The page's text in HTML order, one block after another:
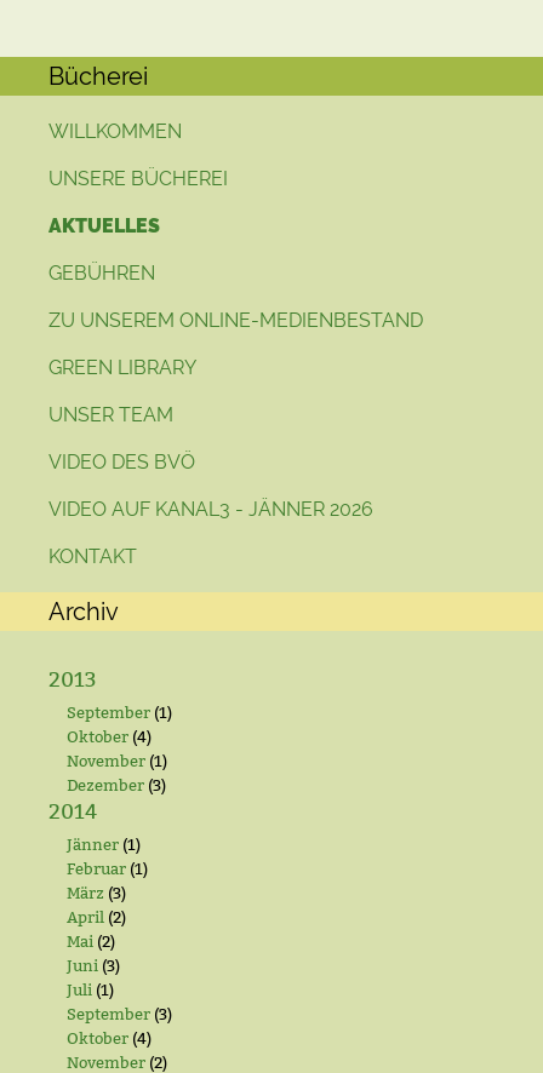
Bücherei
WILLKOMMEN
UNSERE BÜCHEREI
AKTUELLES
GEBÜHREN
ZU UNSEREM ONLINE-MEDIENBESTAND
GREEN LIBRARY
UNSER TEAM
VIDEO DES BVÖ
VIDEO AUF KANAL3 - JÄNNER 2026
KONTAKT
Archiv
2013
September (1)
Oktober (4)
November (1)
Dezember (3)
2014
Jänner (1)
Februar (1)
März (3)
April (2)
Mai (2)
Juni (3)
Juli (1)
September (3)
Oktober (4)
November (2)